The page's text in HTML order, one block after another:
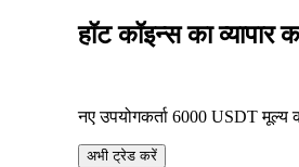
हॉट कॉइन्स का व्यापार
नए उपयोगकर्ता 6000 USDTमूल्य
अभी ट्रेड करें